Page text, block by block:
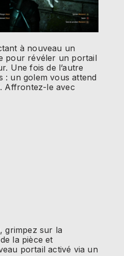
à nouveau un
pour révéler un portail
Une fois de l’autre
: un golem vous attend
Affrontez-le avec
grimpez sur la
la pièce et
portail activé via un